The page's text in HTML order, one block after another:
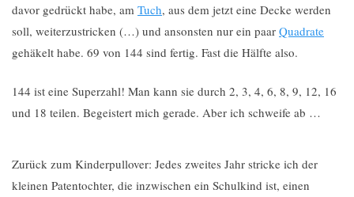
davor gedrückt habe, am Tuch, aus dem jetzt eine Decke werden
soll, weiterzustricken (…) und ansonsten nur ein paar Quadrate
gehäkelt habe. 69 von 144 sind fertig. Fast die Hälfte also.
144 ist eine Superzahl! Man kann sie durch 2, 3, 4, 6, 8, 9, 12, 16
und 18 teilen. Begeistert mich gerade. Aber ich schweife ab …
Zurück zum Kinderpullover: Jedes zweites Jahr stricke ich der
kleinen Patentochter, die inzwischen ein Schulkind ist, einen